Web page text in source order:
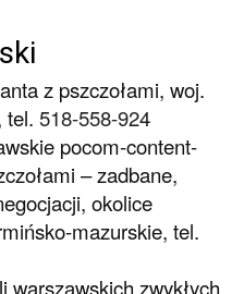
z pszczołami, woj.
tel. 518-558-924
pocom-content-
– zadbane,
okolice
mazurskie, tel.
warszawskich zwykłych